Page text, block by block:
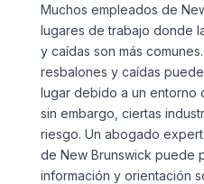
Muchos empleados de
lugares de trabajo donde
y caídas son más
resbalones y caídas
lugar debido a un entorno
sin embargo, ciertas
riesgo. Un abogado
de New Brunswick puede
información y orientación